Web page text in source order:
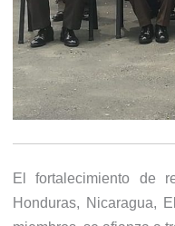
El fortalecimiento de
Honduras, Nicaragua,